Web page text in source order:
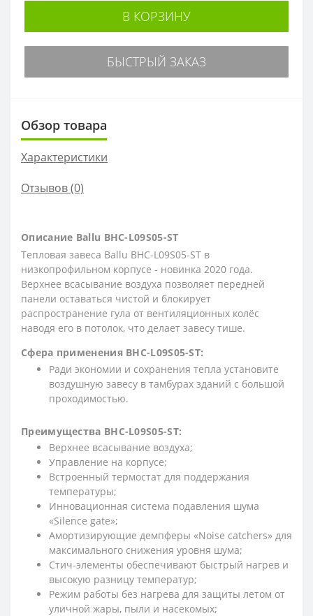
В КОРЗИНУ
БЫСТРЫЙ ЗАКАЗ
Обзор товара
Характеристики
Отзывов (0)
Описание Ballu BHC-L09S05-ST
Тепловая завеса Ballu BHC-L09S05-ST в
низкопрофильном корпусе - новинка 2020 года.
Верхнее всасывание воздуха позволяет передней
панели оставаться чистой и блокирует
распространение гула от вентиляционных колёс
наводя его в потолок, что делает завесу тише.
Сфера применения BHC-L09S05-ST:
Ради экономии и сохранения тепла установите
воздушную завесу в тамбурах зданий с большой
проходимостью.
Преимущества BHC-L09S05-ST:
Верхнее всасывание воздуха;
Управление на корпусе;
Встроенный термостат для поддержания
температуры;
Инновационная система подавления шума
«Silence gate»;
Амортизирующие демпферы «Noise catchers» для
максимального снижения уровня шума;
Стич-элементы обеспечивают быстрый нагрев и
высокую разницу температур;
Режим работы без нагрева для защиты летом от
уличной жары, пыли и насекомых;